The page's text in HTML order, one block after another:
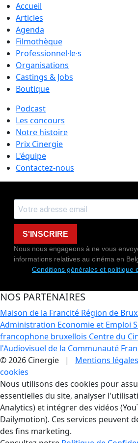
Accueil
Articles
Agenda
Filmothèque
Professionnel·le·s
Organisations
Castings & Jobs
Boutique
Podcast
Les concours
Notre histoire
Prix Cinergie
L'équipe
Contactez-nous
S'INSCRIRE
Nous nous engageons à ne vous
informations relatives au cinéma en
Conditions générales et politique
NOS PARTENAIRES
Maison de la Francité Région de
Administration Economie et Emploi
francophone bruxellois Centre du
l'Audiovisuel de la Communauté
© 2026 Cinergie | Mentions légales
cookies
Gestion des Cookies
Nous utilisons des cookies pour
essentielles du site, analyser
Analytics) et intégrer des vidéos
Dailymotion). Ces services peuvent
des fins marketing.